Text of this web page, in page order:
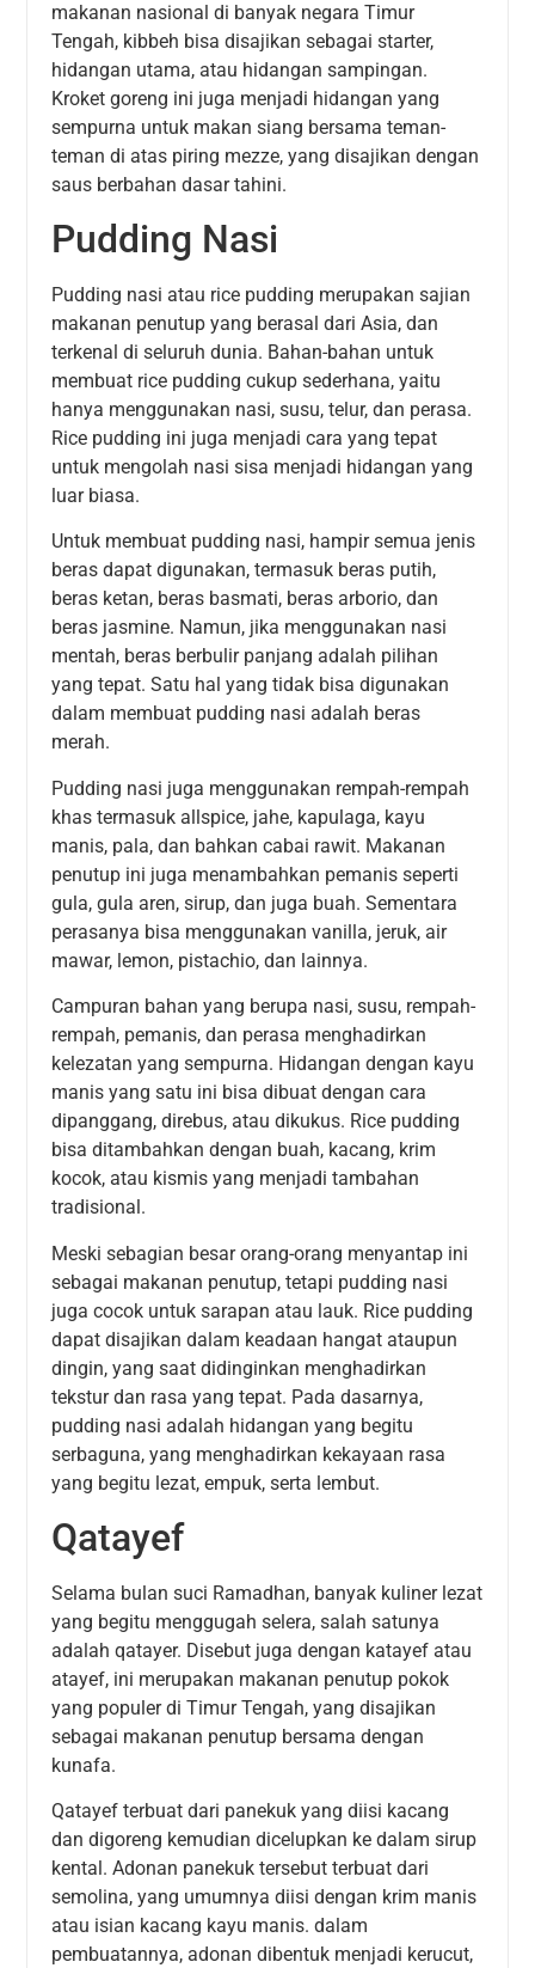
makanan nasional di banyak negara Timur
Tengah, kibbeh bisa disajikan sebagai starter,
hidangan utama, atau hidangan sampingan.
Kroket goreng ini juga menjadi hidangan yang
sempurna untuk makan siang bersama teman-
teman di atas piring mezze, yang disajikan dengan
saus berbahan dasar tahini.
Pudding Nasi
Pudding nasi atau rice pudding merupakan sajian
makanan penutup yang berasal dari Asia, dan
terkenal di seluruh dunia. Bahan-bahan untuk
membuat rice pudding cukup sederhana, yaitu
hanya menggunakan nasi, susu, telur, dan perasa.
Rice pudding ini juga menjadi cara yang tepat
untuk mengolah nasi sisa menjadi hidangan yang
luar biasa.
Untuk membuat pudding nasi, hampir semua jenis
beras dapat digunakan, termasuk beras putih,
beras ketan, beras basmati, beras arborio, dan
beras jasmine. Namun, jika menggunakan nasi
mentah, beras berbulir panjang adalah pilihan
yang tepat. Satu hal yang tidak bisa digunakan
dalam membuat pudding nasi adalah beras
merah.
Pudding nasi juga menggunakan rempah-rempah
khas termasuk allspice, jahe, kapulaga, kayu
manis, pala, dan bahkan cabai rawit. Makanan
penutup ini juga menambahkan pemanis seperti
gula, gula aren, sirup, dan juga buah. Sementara
perasanya bisa menggunakan vanilla, jeruk, air
mawar, lemon, pistachio, dan lainnya.
Campuran bahan yang berupa nasi, susu, rempah-
rempah, pemanis, dan perasa menghadirkan
kelezatan yang sempurna. Hidangan dengan kayu
manis yang satu ini bisa dibuat dengan cara
dipanggang, direbus, atau dikukus. Rice pudding
bisa ditambahkan dengan buah, kacang, krim
kocok, atau kismis yang menjadi tambahan
tradisional.
Meski sebagian besar orang-orang menyantap ini
sebagai makanan penutup, tetapi pudding nasi
juga cocok untuk sarapan atau lauk. Rice pudding
dapat disajikan dalam keadaan hangat ataupun
dingin, yang saat didinginkan menghadirkan
tekstur dan rasa yang tepat. Pada dasarnya,
pudding nasi adalah hidangan yang begitu
serbaguna, yang menghadirkan kekayaan rasa
yang begitu lezat, empuk, serta lembut.
Qatayef
Selama bulan suci Ramadhan, banyak kuliner lezat
yang begitu menggugah selera, salah satunya
adalah qatayer. Disebut juga dengan katayef atau
atayef, ini merupakan makanan penutup pokok
yang populer di Timur Tengah, yang disajikan
sebagai makanan penutup bersama dengan
kunafa.
Qatayef terbuat dari panekuk yang diisi kacang
dan digoreng kemudian dicelupkan ke dalam sirup
kental. Adonan panekuk tersebut terbuat dari
semolina, yang umumnya diisi dengan krim manis
atau isian kacang kayu manis. dalam
pembuatannya, adonan dibentuk menjadi kerucut,